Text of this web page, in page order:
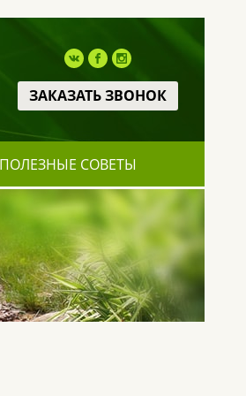
ЗАКАЗАТЬ ЗВОНОК
СОВЕТЫ